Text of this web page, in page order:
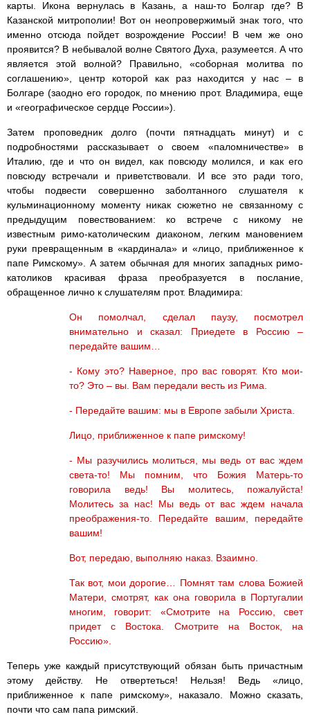
карты. Икона вернулась в Казань, а наш-то Болгар где? В
Казанской митрополии! Вот он неопровержимый знак того, что
именно отсюда пойдет возрождение России! В чем же оно
проявится? В небывалой волне Святого Духа, разумеется. А что
является этой волной? Правильно, «соборная молитва по
соглашению», центр которой как раз находится у нас – в
Болгаре (заодно его городок, по мнению прот. Владимира, еще
и «географическое сердце России»).
Затем проповедник долго (почти пятнадцать минут) и с
подробностями рассказывает о своем «паломничестве» в
Италию, где и что он видел, как повсюду молился, и как его
повсюду встречали и приветствовали. И все это ради того,
чтобы подвести совершенно заболтанного слушателя к
кульминационному моменту никак сюжетно не связанному с
предыдущим повествованием: ко встрече с никому не
известным римо-католическим диаконом, легким мановением
руки превращенным в «кардинала» и «лицо, приближенное к
папе Римскому». А затем обычная для многих западных римо-
католиков красивая фраза преобразуется в послание,
обращенное лично к слушателям прот. Владимира:
Он помолчал, сделал паузу, посмотрел
внимательно и сказал: Приедете в Россию –
передайте вашим…
- Кому это? Наверное, про вас говорят. Кто мои-
то? Это – вы. Вам передали весть из Рима.
- Передайте вашим: мы в Европе забыли Христа.
Лицо, приближенное к папе римскому!
- Мы разучились молиться, мы ведь от вас ждем
света-то! Мы помним, что Божия Матерь-то
говорила ведь! Вы молитесь, пожалуйста!
Молитесь за нас! Мы ведь от вас ждем начала
преображения-то. Передайте вашим, передайте
вашим!
Вот, передаю, выполняю наказ. Взаимно.
Так вот, мои дорогие… Помнят там слова Божией
Матери, смотрят, как она говорила в Португалии
многим, говорит: «Смотрите на Россию, свет
придет с Востока. Смотрите на Восток, на
Россию».
Теперь уже каждый присутствующий обязан быть причастным
этому действу. Не отвертеться! Нельзя! Ведь «лицо,
приближенное к папе римскому», наказало. Можно сказать,
почти что сам папа римский.